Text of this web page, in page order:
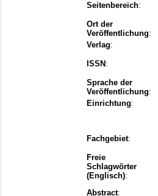
Seitenbereich:
Ort der
Veröffentlichung:
Verlag:
ISSN :
Sprache der
Veröffentlichung:
Einrichtung:
Fachgebiet:
Freie
Schlagwörter
(Englisch):
Abstract: